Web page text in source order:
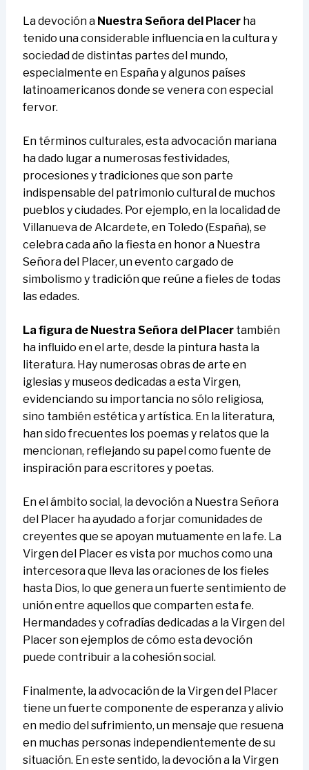
La devoción a Nuestra Señora del Placerha
tenido una considerable influencia en la cultura y
sociedad de distintas partes del mundo,
especialmente en España y algunos países
latinoamericanos donde se venera con especial
fervor.
En términos culturales, esta advocación mariana
ha dado lugar a numerosas festividades,
procesiones y tradiciones que son parte
indispensable del patrimonio cultural de muchos
pueblos y ciudades. Por ejemplo, en la localidad de
Villanueva de Alcardete, en Toledo (España), se
celebra cada año la fiesta en honor a Nuestra
Señora del Placer, un evento cargado de
simbolismo y tradición que reúne a fieles de todas
las edades.
La figura de Nuestra Señora del Placertambién
ha influido en el arte, desde la pintura hasta la
literatura. Hay numerosas obras de arte en
iglesias y museos dedicadas a esta Virgen,
evidenciando su importancia no sólo religiosa,
sino también estética y artística. En la literatura,
han sido frecuentes los poemas y relatos que la
mencionan, reflejando su papel como fuente de
inspiración para escritores y poetas.
En el ámbito social, la devoción a Nuestra Señora
del Placer ha ayudado a forjar comunidades de
creyentes que se apoyan mutuamente en la fe. La
Virgen del Placer es vista por muchos como una
intercesora que lleva las oraciones de los fieles
hasta Dios, lo que genera un fuerte sentimiento de
unión entre aquellos que comparten esta fe.
Hermandades y cofradías dedicadas a la Virgen del
Placer son ejemplos de cómo esta devoción
puede contribuir a la cohesión social.
Finalmente, la advocación de la Virgen del Placer
tiene un fuerte componente de esperanza y alivio
en medio del sufrimiento, un mensaje que resuena
en muchas personas independientemente de su
situación. En este sentido, la devoción a la Virgen